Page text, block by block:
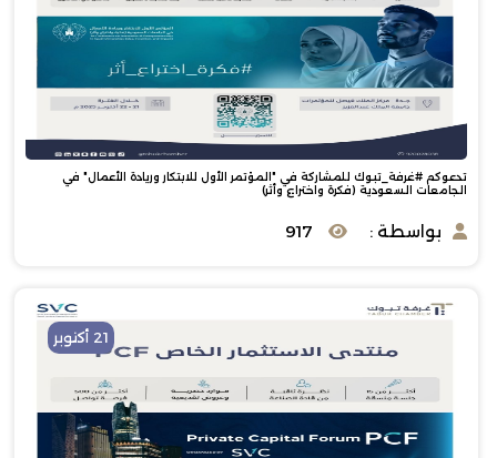
تدعوكم #غرفة_تبوك للمشاركة في "المؤتمر الأول للابتكار وريادة الأعمال" في
الجامعات السعودية (فكرة واختراع وأثر)
بواسطة : 917
21 أكتوبر